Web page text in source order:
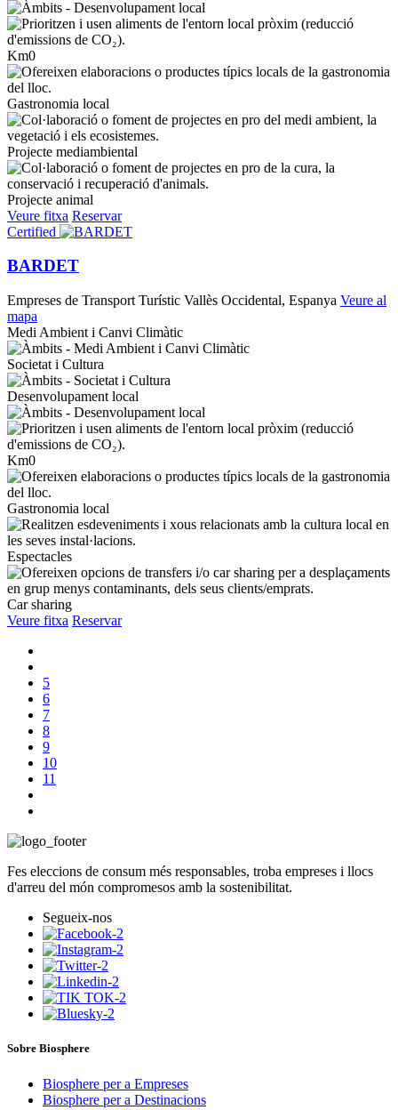
Km0
Gastronomia local
Projecte mediambiental
Projecte animal
Veure fitxa Reservar
Certified
BARDET
Empreses de Transport Turístic Vallès Occidental, Espanya Veure al
mapa
Medi Ambient i Canvi Climàtic
Societat i Cultura
Desenvolupament local
Km0
Gastronomia local
Espectacles
Car sharing
Veure fitxa Reservar
5
6
7
8
9
10
11
Fes eleccions de consum més responsables, troba empreses i llocs
d'arreu del món compromesos amb la sostenibilitat.
Segueix-nos
Sobre Biosphere
Biosphere per a Empreses
Biosphere per a Destinacions